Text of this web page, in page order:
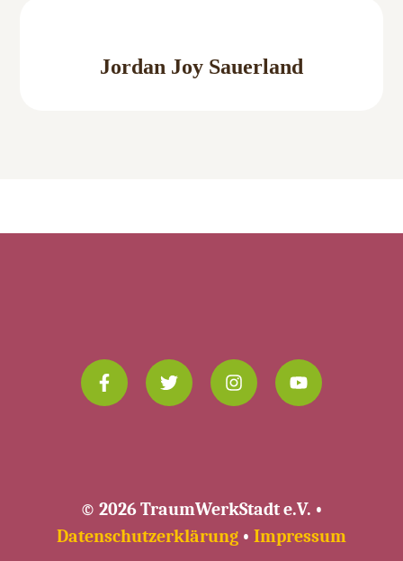
Jordan Joy Sauerland
© 2026 TraumWerkStadt e.V. •
Datenschutzerklärung • Impressum